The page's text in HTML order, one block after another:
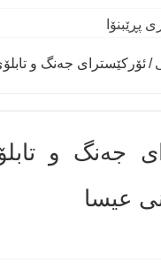
پڕێبنۆا
/ئۆرکێسترای جەنگ و
جەنگ و
عیسا